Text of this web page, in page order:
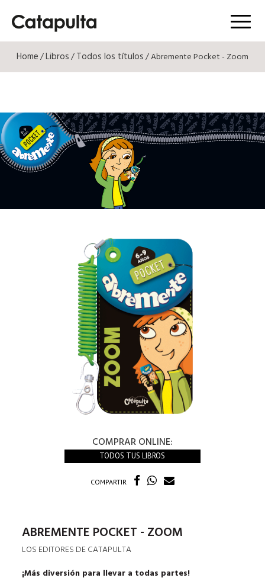
Menú
Home/Libros/Todos los títulos/ Abremente Pocket - Zoom
COMPRAR ONLINE:
TODOS TUS LIBROS
COMPARTIR
ABREMENTE POCKET - ZOOM
LOS EDITORES DE CATAPULTA
¡Más diversión para llevar a todas partes!